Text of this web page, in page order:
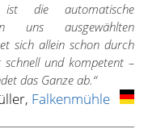
die automatische
uns ausgewählten
sich allein schon durch
und kompetent –
das Ganze ab.“
Falkenmühle